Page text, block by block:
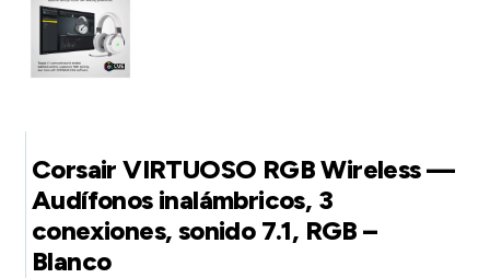
Corsair VIRTUOSO RGB Wireless —
Audífonos inalámbricos, 3
conexiones, sonido 7.1, RGB –
Blanco